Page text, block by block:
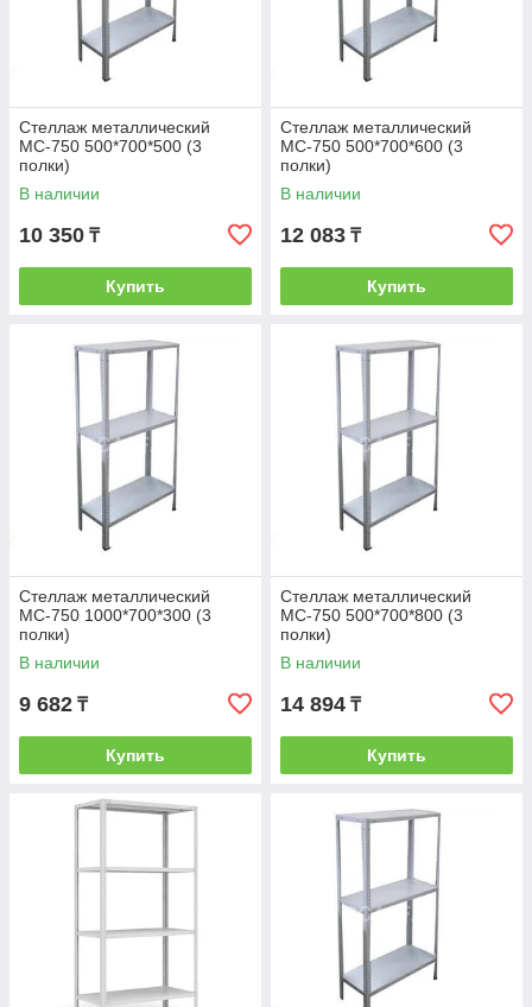
Стеллаж металлический
МС-750 500*700*500 (3
полки)
В наличии
10 350 ₸
Купить
Стеллаж металлический
МС-750 500*700*600 (3
полки)
В наличии
12 083 ₸
Купить
Стеллаж металлический
МС-750 1000*700*300 (3
полки)
В наличии
9 682 ₸
Купить
Стеллаж металлический
МС-750 500*700*800 (3
полки)
В наличии
14 894 ₸
Купить